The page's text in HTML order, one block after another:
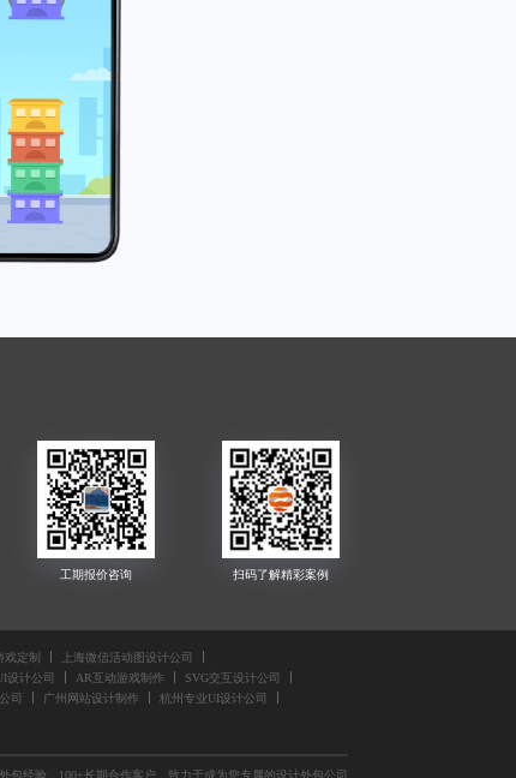
戏定制
上海微信活动图设计公司
设计公司 AR互动游戏制作
SVG交互设计公司
司 广州网站设计制作
杭州专业UI设计公司
包经验，100+长期合作客户，致力于成为您专属的设计外包公司